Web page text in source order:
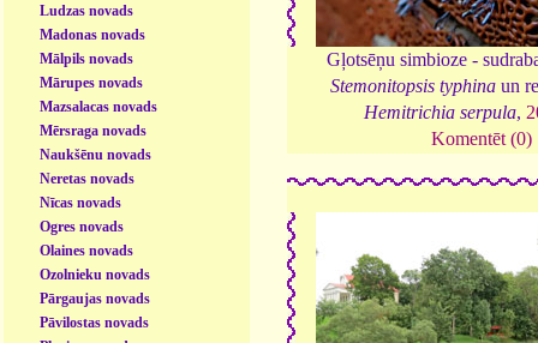
Ludzas novads
Madonas novads
Mālpils novads
Mārupes novads
Mazsalacas novads
Mērsraga novads
Naukšēnu novads
Neretas novads
Nīcas novads
Ogres novads
Olaines novads
Ozolnieku novads
Pārgaujas novads
Pāvilostas novads
Gļotsēņu simbioze -
Stemonitopsis typhina un
Hemitrichia serpula,
Komentēt (0)